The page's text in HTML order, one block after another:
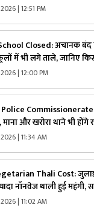
एसपी ने जारी किया आदेश,
| 12:51 PM
Closed: अचानक बंद
में भी लगे ताले, जानिए
| 12:00 PM
माना और खरोरा थाने भी होंगे
किसने कहा, ‘यहां अफसर
| 11:34 AM
Thali Cost:
नॉनवेज थाली हुई महंगी,
| 11:02 AM